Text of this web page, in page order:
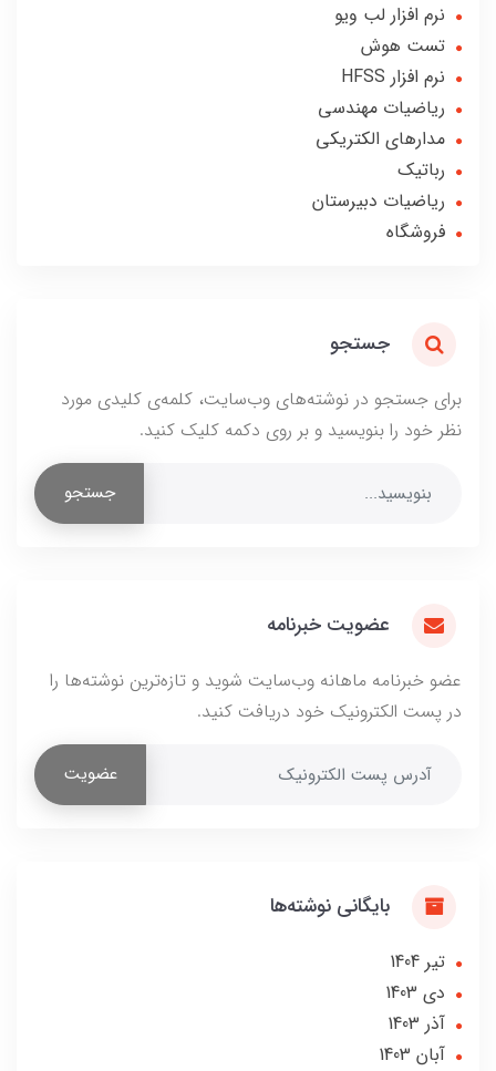
نرم افزار لب ویو
تست هوش
نرم افزار HFSS
ریاضیات مهندسی
مدارهای الکتریکی
رباتیک
ریاضیات دبیرستان
فروشگاه
جستجو
برای جستجو در نوشته‌های وب‌سایت، کلمه‌ی کلیدی مورد
نظر خود را بنویسید و بر روی دکمه کلیک کنید.
جستجو
عضویت خبرنامه
عضو خبرنامه ماهانه وب‌سایت شوید و تازه‌ترین نوشته‌ها را
در پست الکترونیک خود دریافت کنید.
عضویت
بایگانی نوشته‌ها
تير 1404
دی 1403
آذر 1403
آبان 1403